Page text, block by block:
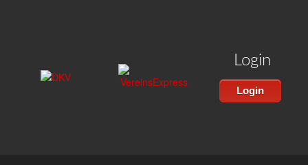
Login
Login